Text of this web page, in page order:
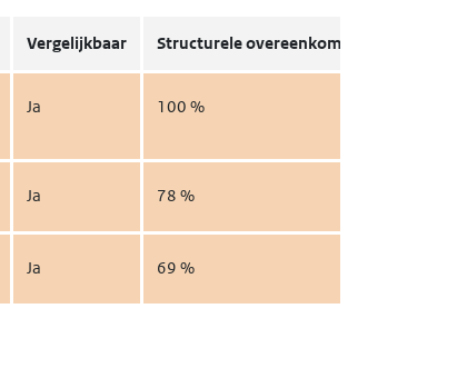
Vergelijkbaar Structurele overeenkomst
Ja 100 %
Ja 78 %
Ja 69 %